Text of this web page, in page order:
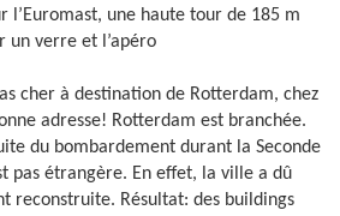
l’Euromast, une haute tour de 185 m
un verre et l’apéro
cher à destination de Rotterdam, chez
adresse! Rotterdam est branchée.
du bombardement durant la Seconde
pas étrangère. En effet, la ville a dû
reconstruite. Résultat: des buildings